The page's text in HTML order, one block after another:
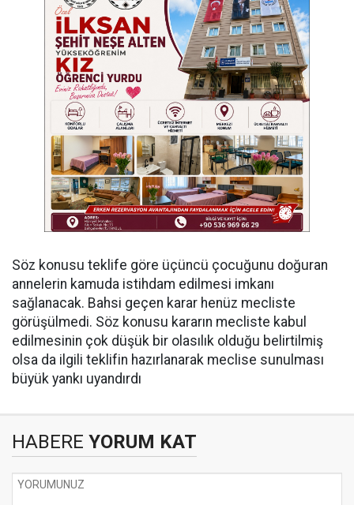
Söz konusu teklife göre üçüncü çocuğunu doğuran
annelerin kamuda istihdam edilmesi imkanı
sağlanacak. Bahsi geçen karar henüz mecliste
görüşülmedi. Söz konusu kararın mecliste kabul
edilmesinin çok düşük bir olasılık olduğu belirtilmiş
olsa da ilgili teklifin hazırlanarak meclise sunulması
büyük yankı uyandırdı
HABERE YORUM KAT